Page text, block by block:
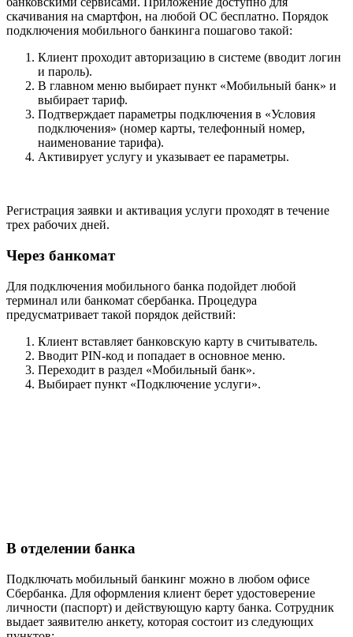
скачивания на смартфон, на любой ОС бесплатно. Порядок
подключения мобильного банкинга пошагово такой:
Клиент проходит авторизацию в системе (вводит логин
и пароль).
В главном меню выбирает пункт «Мобильный банк» и
выбирает тариф.
Подтверждает параметры подключения в «Условия
подключения» (номер карты, телефонный номер,
наименование тарифа).
Активирует услугу и указывает ее параметры.
Регистрация заявки и активация услуги проходят в течение
трех рабочих дней.
Через банкомат
Для подключения мобильного банка подойдет любой
терминал или банкомат сбербанка. Процедура
предусматривает такой порядок действий:
Клиент вставляет банковскую карту в считыватель.
Вводит PIN-код и попадает в основное меню.
Переходит в раздел «Мобильный банк».
Выбирает пункт «Подключение услуги».
В отделении банка
Подключать мобильный банкинг можно в любом офисе
Сбербанка. Для оформления клиент берет удостоверение
личности (паспорт) и действующую карту банка. Сотрудник
выдает заявителю анкету, которая состоит из следующих